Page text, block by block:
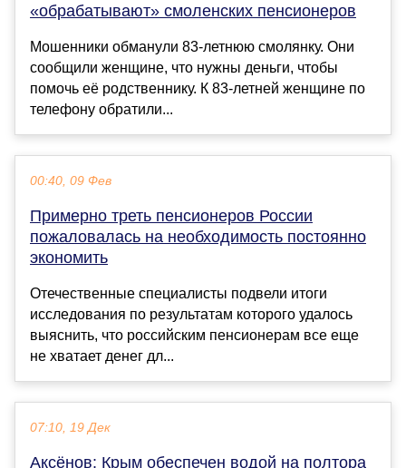
«обрабатывают» смоленских пенсионеров
Мошенники обманули 83-летнюю смолянку. Они
сообщили женщине, что нужны деньги, чтобы
помочь её родственнику. К 83-летней женщине по
телефону обратили...
00:40, 09 Фев
Примерно треть пенсионеров России
пожаловалась на необходимость постоянно
экономить
Отечественные специалисты подвели итоги
исследования по результатам которого удалось
выяснить, что российским пенсионерам все еще
не хватает денег дл...
07:10, 19 Дек
Аксёнов: Крым обеспечен водой на полтора